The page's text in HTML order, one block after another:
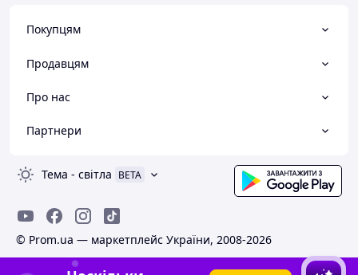
Покупцям
Продавцям
Про нас
Партнери
Тема - світла BETA
© Prom.ua — маркетплейс України, 2008-2026